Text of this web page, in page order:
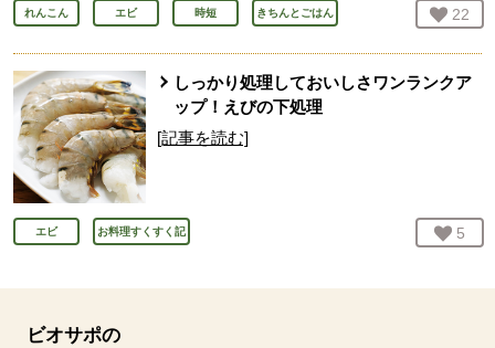
れんこん エビ 時短 きちんとごはん お気
22
しっかり処理しておいしさワンランクア
ップ！えびの下処理
[記事を読む]
エビ お料理すくすく記 お気
5
ビオサポの